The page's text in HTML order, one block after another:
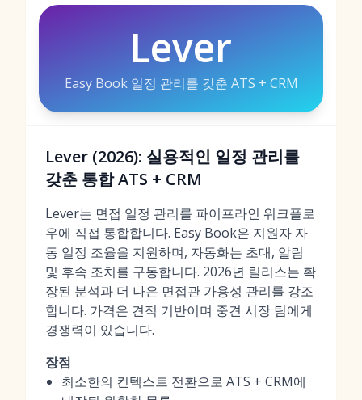
Lever
Easy Book 일정 관리를 갖춘 ATS + CRM
Lever (2026): 실용적인 일정 관리를
갖춘 통합 ATS + CRM
Lever는 면접 일정 관리를 파이프라인 워크플로
우에 직접 통합합니다. Easy Book은 지원자 자
동 일정 조율을 지원하며, 자동화는 초대, 알림
및 후속 조치를 구동합니다. 2026년 릴리스는 확
장된 분석과 더 나은 면접관 가용성 관리를 강조
합니다. 가격은 견적 기반이며 중견 시장 팀에게
경쟁력이 있습니다.
장점
최소한의 컨텍스트 전환으로 ATS + CRM에